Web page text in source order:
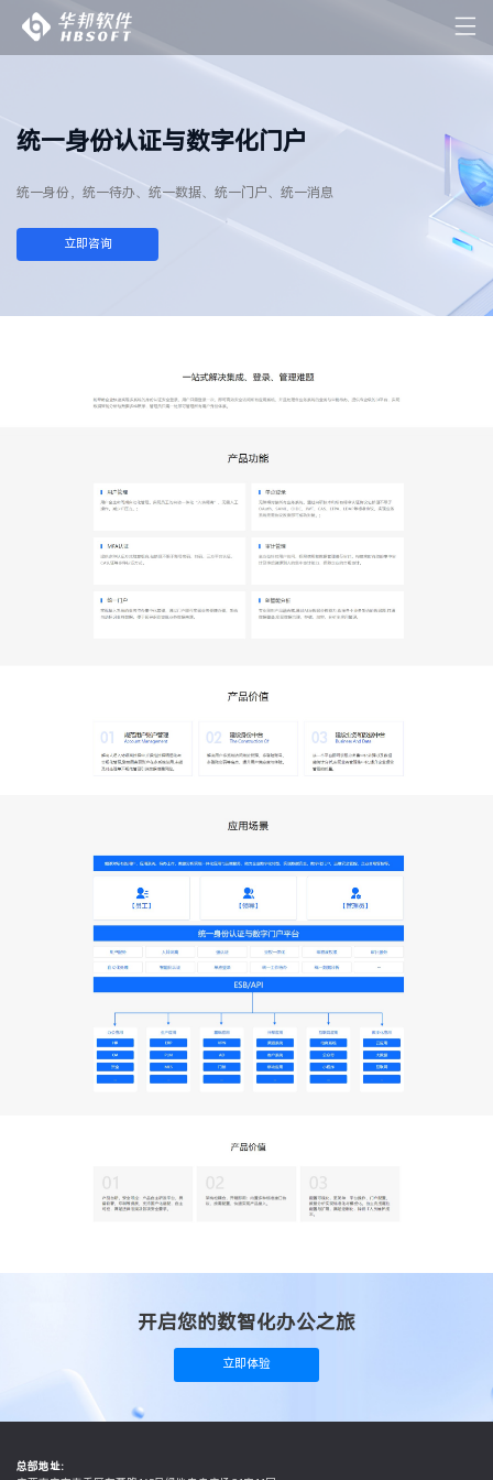
统一身份认证与数字化门户
统一身份，统一待办、统一数据、统一门户、统一消息
立即咨询
开启您的数智化办公之旅
立即体验
总部地址：